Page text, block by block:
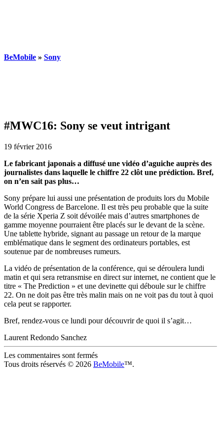
BeMobile » Sony
#MWC16: Sony se veut intrigant
19 février 2016
Le fabricant japonais a diffusé une vidéo d’aguiche auprès des
journalistes dans laquelle le chiffre 22 clôt une prédiction. Bref,
on n’en sait pas plus…
Sony prépare lui aussi une présentation de produits lors du Mobile
World Congress de Barcelone. Il est très peu probable que la suite
de la série Xperia Z soit dévoilée mais d’autres smartphones de
gamme moyenne pourraient être placés sur le devant de la scène.
Une tablette hybride, signant au passage un retour de la marque
emblématique dans le segment des ordinateurs portables, est
soutenue par de nombreuses rumeurs.
La vidéo de présentation de la conférence, qui se déroulera lundi
matin et qui sera retransmise en direct sur internet, ne contient que le
titre « The Prediction » et une devinette qui déboule sur le chiffre
22. On ne doit pas être très malin mais on ne voit pas du tout à quoi
cela peut se rapporter.
Bref, rendez-vous ce lundi pour découvrir de quoi il s’agit…
Laurent Redondo Sanchez
Les commentaires sont fermés
Tous droits réservés © 2026 BeMobile™.